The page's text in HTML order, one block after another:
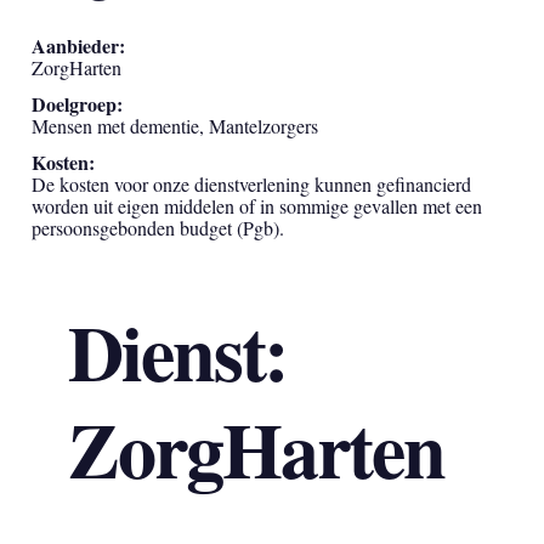
Aanbieder:
ZorgHarten
Doelgroep:
Mensen met dementie, Mantelzorgers
Kosten:
De kosten voor onze dienstverlening kunnen gefinancierd
worden uit eigen middelen of in sommige gevallen met een
persoonsgebonden budget (Pgb).
Dienst:
ZorgHarten